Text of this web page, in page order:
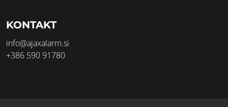
KONTAKT
info@ajaxalarm.si
+386 590 91780